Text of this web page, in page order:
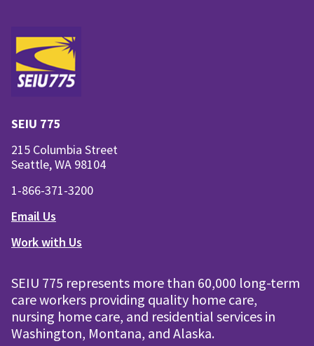
SEIU 775
215 Columbia Street
Seattle, WA 98104
1-866-371-3200
Email Us
Work with Us
SEIU 775 represents more than 60,000 long-term
care workers providing quality home care,
nursing home care, and residential services in
Washington, Montana, and Alaska.